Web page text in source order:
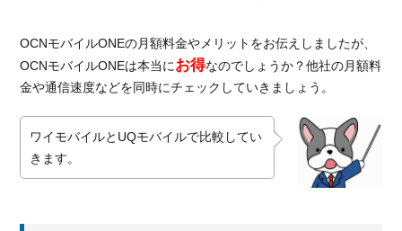
OCNモバイルONEの月額料金やメリットをお伝えしましたが、
OCNモバイルONEは本当にお得なのでしょうか？他社の月額料
金や通信速度などを同時にチェックしていきましょう。
ワイモバイルとUQモバイルで比較してい
きます。